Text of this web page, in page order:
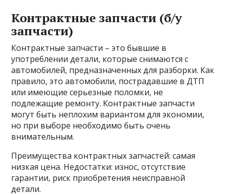
Контрактные запчасти (б/у
запчасти)
Контрактные запчасти – это бывшие в
употреблении детали, которые снимаются с
автомобилей, предназначенных для разборки. Как
правило, это автомобили, пострадавшие в ДТП
или имеющие серьезные поломки, не
подлежащие ремонту. Контрактные запчасти
могут быть неплохим вариантом для экономии,
но при выборе необходимо быть очень
внимательным.
Преимущества контрактных запчастей: самая
низкая цена. Недостатки: износ, отсутствие
гарантии, риск приобретения неисправной
детали.